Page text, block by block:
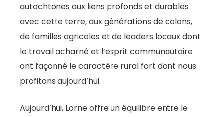
autochtones aux liens profonds et durables
avec cette terre, aux générations de colons,
de familles agricoles et de leaders locaux dont
le travail acharné et l’esprit communautaire
ont façonné le caractère rural fort dont nous
profitons aujourd’hui.
Aujourd’hui, Lorne offre un équilibre entre le